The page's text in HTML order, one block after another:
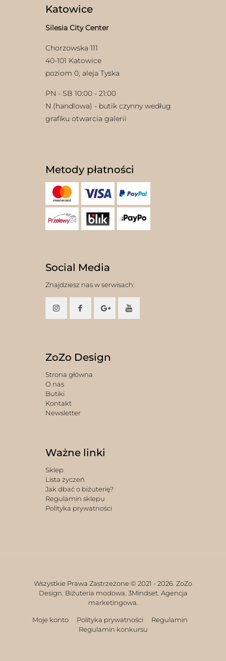
Katowice
Silesia City Center
Chorzowska 111
40-101 Katowice
poziom 0, aleja Tyska
PN - SB 10:00 - 21:00
N (handlowa) - butik czynny według
grafiku otwarcia galerii
Metody płatności
Social Media
Znajdziesz nas w serwisach:
ZoZo Design
Strona główna
O nas
Butiki
Kontakt
Newsletter
Ważne linki
Sklep
Lista życzeń
Jak dbać o biżuterię?
Regulamin sklepu
Polityka prywatności
Wszystkie Prawa Zastrzeżone © 2021 - 2026. ZoZo
Design. Biżuteria modowa. 3Mindset. Agencja
marketingowa.
Moje konto Polityka prywatności
Regulamin
Regulamin konkursu